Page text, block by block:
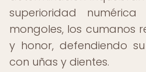
superioridad
mongoles, los cumanos
y honor, defendiendo
con uñas y dientes.